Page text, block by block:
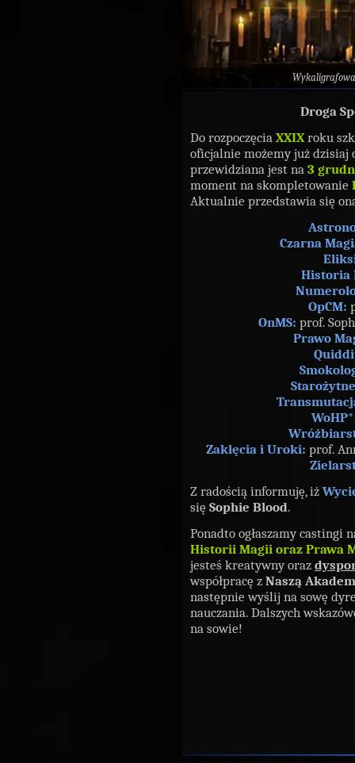
Droga
Do rozpoczęcia XXIXroku
oficjalnie możemy już dzisiaj
przewidziana jest na 3
moment na skompletowanie
Aktualnie przedstawia się
Czarna
Historia
OpCM:
OnMS: prof.
Prawo
WoHP*
Zaklęcia i Uroki: prof.
Z radością informuję, iż
się Sophie Blood.
Ponadto ogłaszamy castingi
Historii Magii oraz Prawa
jesteś kreatywny oraz
współpracę z Naszą
następnie wyślij na sowę
nauczania. Dalszych
na sowie!